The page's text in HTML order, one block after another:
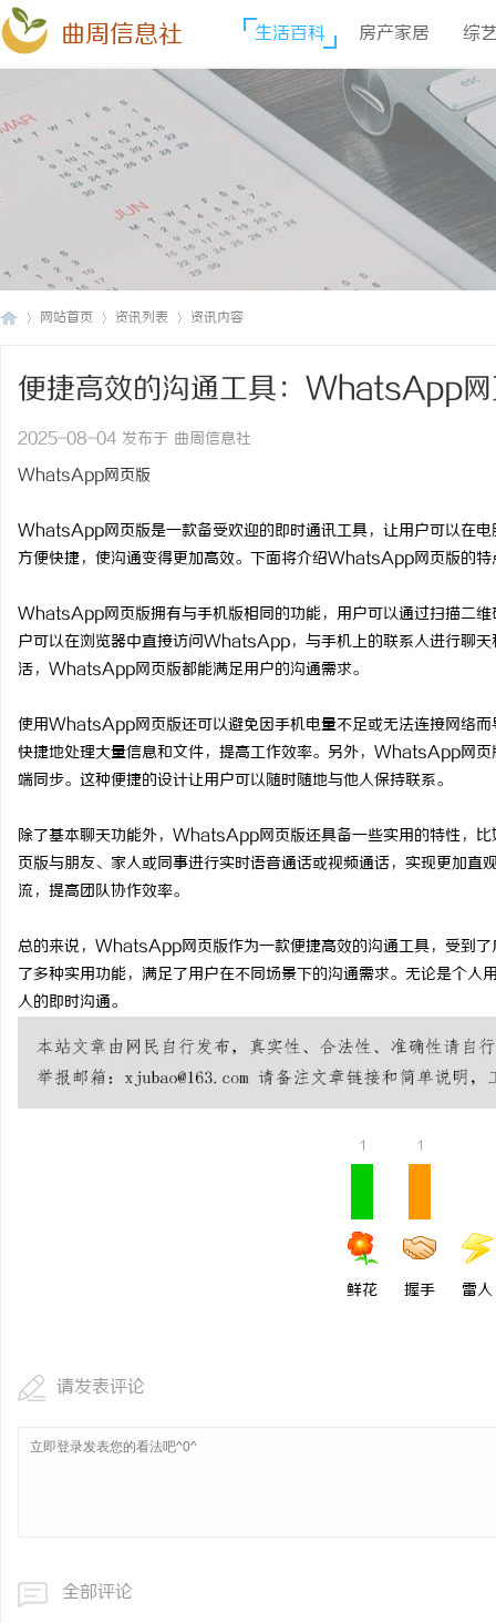
曲周信息社 生活百科 房产家居 综
网站首页 资讯列表 资讯内容
便捷高效的沟通工具：WhatsApp
2025-08-04 发布于 曲周信息社
WhatsApp网页版
WhatsApp网页版是一款备受欢迎的即时通讯工具，让用户可以在
方便快捷，使沟通变得更加高效。下面将介绍WhatsApp网页版的特
WhatsApp网页版拥有与手机版相同的功能，用户可以通过扫描二
户可以在浏览器中直接访问WhatsApp，与手机上的联系人进行聊
活，WhatsApp网页版都能满足用户的沟通需求。
使用WhatsApp网页版还可以避免因手机电量不足或无法连接网络
快捷地处理大量信息和文件，提高工作效率。另外，WhatsApp网
端同步。这种便捷的设计让用户可以随时随地与他人保持联系。
除了基本聊天功能外，WhatsApp网页版还具备一些实用的特性，
页版与朋友、家人或同事进行实时语音通话或视频通话，实现更加
流，提高团队协作效率。
总的来说，WhatsApp网页版作为一款便捷高效的沟通工具，受到
了多种实用功能，满足了用户在不同场景下的沟通需求。无论是个
人的即时沟通。
1
鲜花
1
握手 雷人
请发表评论
全部评论
770FE20H耐磨改性颗
革命